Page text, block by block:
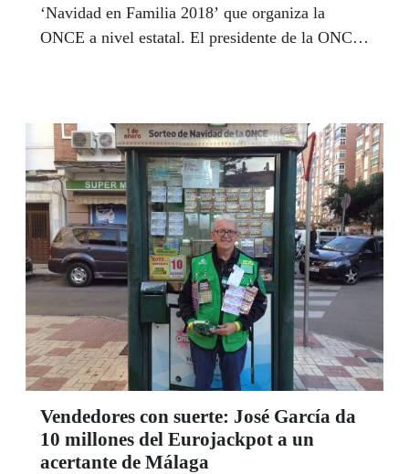
‘Navidad en Familia 2018’ que organiza la
ONCE a nivel estatal. El presidente de la ONCE
actividades que han estado desarrollando para
pasar unas navidades muy, muy especiales.
Vendedores con suerte: José García da
10 millones del Eurojackpot a un
acertante de Málaga